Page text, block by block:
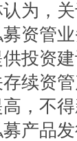
，关
资管
投资
续资
，不
产品